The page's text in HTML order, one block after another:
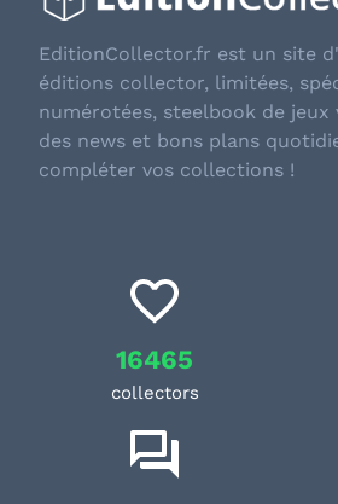
EditionCollector.fr est un site
éditions collector, limitées,
numérotées, steelbook de jeux
des news et bons plans
compléter vos collections !
16465
collectors